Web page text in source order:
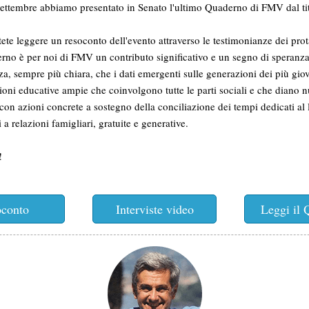
abbiamo presentato in Senato l'ultimo Quaderno di FMV dal
leggere un resoconto dell'evento attraverso le testimonianze dei
è per noi di FMV un contributo significativo e un segno di
sempre più chiara, che i dati emergenti sulle generazioni dei più
educative ampie che coinvolgono tutte le parti sociali e che diano
azioni concrete a sostegno della conciliazione dei tempi dedicati al
relazioni famigliari, gratuite e generative.
Interviste video Leggi il